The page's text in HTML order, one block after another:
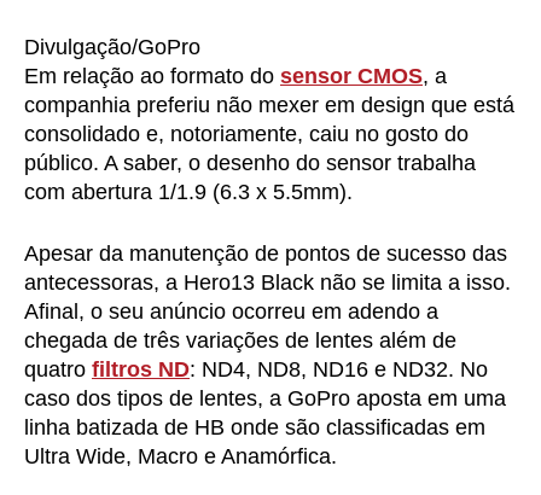
Divulgação/GoPro
Em relação ao formato do sensor CMOS, a
companhia preferiu não mexer em design que está
consolidado e, notoriamente, caiu no gosto do
público. A saber, o desenho do sensor trabalha
com abertura 1/1.9 (6.3 x 5.5mm).
Apesar da manutenção de pontos de sucesso das
antecessoras, a Hero13 Black não se limita a isso.
Afinal, o seu anúncio ocorreu em adendo a
chegada de três variações de lentes além de
quatro filtros ND: ND4, ND8, ND16 e ND32. No
caso dos tipos de lentes, a GoPro aposta em uma
linha batizada de HB onde são classificadas em
Ultra Wide, Macro e Anamórfica.